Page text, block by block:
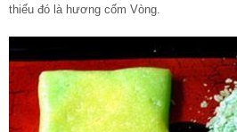
thiếu đó là hương cốm Vòng.